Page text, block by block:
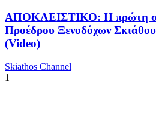
ΑΠΟΚΛΕΙΣΤΙΚΟ: Η πρώτη
Προέδρου Ξενοδόχων
(Video)
Skiathos Channel
1